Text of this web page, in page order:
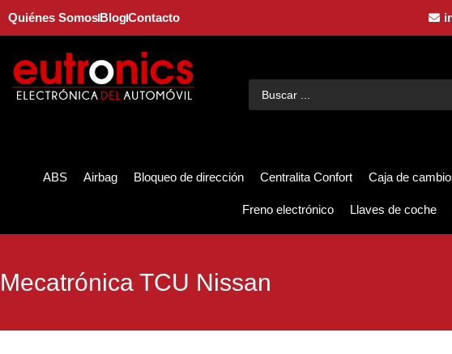
Quiénes SomosBlogContacto
ABS Airbag Bloqueo de dirección Centralita Confort Caja de
Freno electrónico Llaves de coche
Mecatrónica TCU Nissan